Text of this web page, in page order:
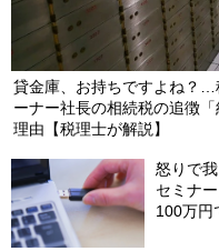
貸金庫、お持ちですよね？…
ーナー社長の相続税の追徴
理由【税理士が解説】
怒りで
セミナ
100万円